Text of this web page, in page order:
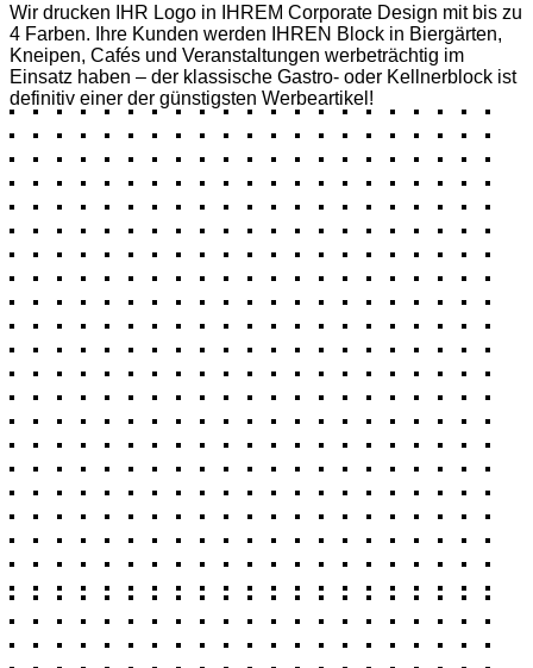
Wir drucken IHR Logo in IHREM Corporate Design mit bis zu
4 Farben. Ihre Kunden werden IHREN Block in Biergärten,
Kneipen, Cafés und Veranstaltungen werbeträchtig im
Einsatz haben – der klassische Gastro- oder Kellnerblock ist
definitiv einer der günstigsten Werbeartikel!